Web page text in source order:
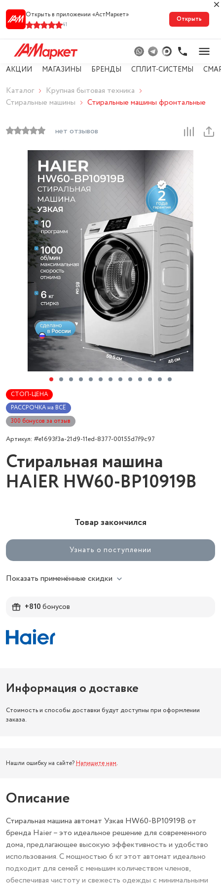
Открыть в приложении «АстМарке‪т‬»
41
Открыть
АКЦИИ МАГАЗИНЫ БРЕНДЫ СПЛИТ-СИСТЕМЫ
Каталог
Крупная бытовая техника
Стиральные машины
Стиральные машины фронтальные
нет отзывов
СТОП-ЦЕНА
РАССРОЧКА на ВСЁ
300 бонусов за отзыв
Артикул: #e1693f3a-21d9-11ed-8377-00155d7f9c97
Стиральная машина
HAIER HW60-BP10919B
Товар закончился
Узнать о поступлении
Показать применённые скидки
+810бонусов
Информация о доставке
Стоимость и способы доставки будут доступны при оформлении
заказа.
Нашли ошибку на сайте? Напишите нам.
Описание
Стиральная машина автомат Узкая HW60-BP10919B от
бренда Haier – это идеальное решение для современного
дома, предлагающее высокую эффективность и удобство
использования. С мощностью 6 кг этот автомат идеально
подходит для семей с меньшим количеством членов,
обеспечивая чистоту и свежесть одежды с минимальными